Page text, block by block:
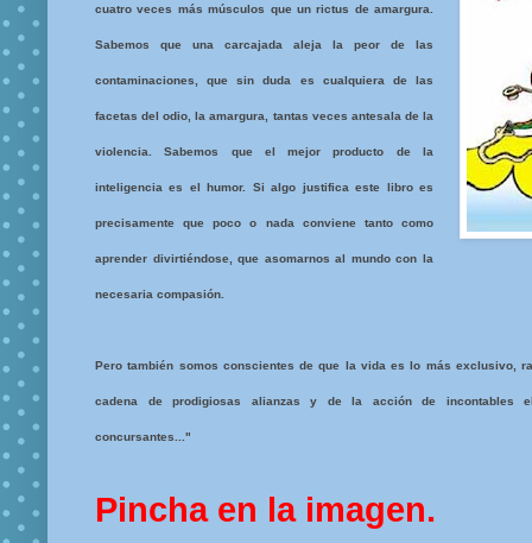
cuatro veces más músculos que un rictus de amargura.
Sabemos que una carcajada aleja la peor de las
contaminaciones, que sin duda es cualquiera de las
facetas del odio, la amargura, tantas veces antesala de la
violencia. Sabemos que el mejor producto de la
inteligencia es el humor. Si algo justifica este libro es
precisamente que poco o nada conviene tanto como
aprender divirtiéndose, que asomarnos al mundo con la
necesaria compasión.
Pero también somos conscientes de que la vida es lo más exclusivo,
cadena de prodigiosas alianzas y de la acción de incontables
concursantes..."
Pincha en la imagen.